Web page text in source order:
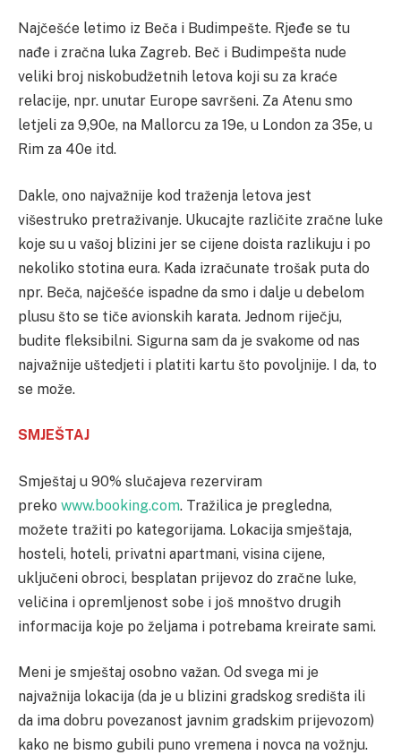
Najčešće letimo iz Beča i Budimpešte. Rjeđe se tu
nađe i zračna luka Zagreb. Beč i Budimpešta nude
veliki broj niskobudžetnih letova koji su za kraće
relacije, npr. unutar Europe savršeni. Za Atenu smo
letjeli za 9,90e, na Mallorcu za 19e, u London za 35e, u
Rim za 40e itd.
Dakle, ono najvažnije kod traženja letova jest
višestruko pretraživanje. Ukucajte različite zračne luke
koje su u vašoj blizini jer se cijene doista razlikuju i po
nekoliko stotina eura. Kada izračunate trošak puta do
npr. Beča, najčešće ispadne da smo i dalje u debelom
plusu što se tiče avionskih karata. Jednom riječju,
budite fleksibilni. Sigurna sam da je svakome od nas
najvažnije uštedjeti i platiti kartu što povoljnije. I da, to
se može.
SMJEŠTAJ
Smještaj u 90% slučajeva rezerviram
preko www.booking.com. Tražilica je pregledna,
možete tražiti po kategorijama. Lokacija smještaja,
hosteli, hoteli, privatni apartmani, visina cijene,
uključeni obroci, besplatan prijevoz do zračne luke,
veličina i opremljenost sobe i još mnoštvo drugih
informacija koje po željama i potrebama kreirate sami.
Meni je smještaj osobno važan. Od svega mi je
najvažnija lokacija (da je u blizini gradskog središta ili
da ima dobru povezanost javnim gradskim prijevozom)
kako ne bismo gubili puno vremena i novca na vožnju.